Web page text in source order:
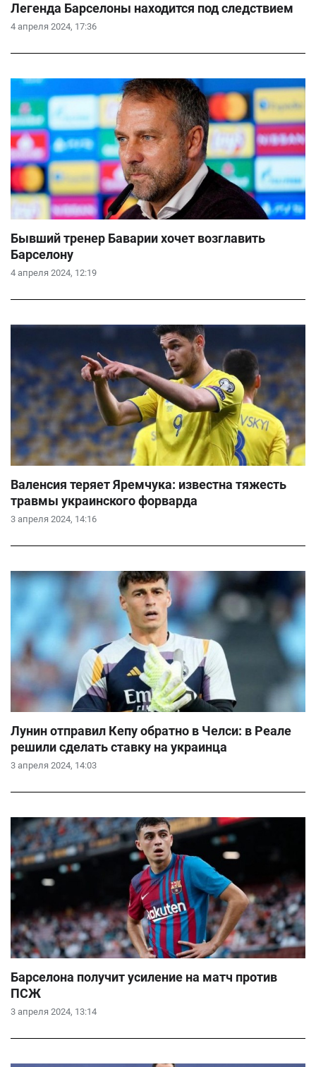
4 апреля 2024, 17:36
Легенда Барселоны находится под следствием
4 апреля 2024, 12:19
Бывший тренер Баварии хочет возглавить
Барселону
3 апреля 2024, 14:16
Валенсия теряет Яремчука: известна тяжесть
травмы украинского форварда
3 апреля 2024, 14:03
Лунин отправил Кепу обратно в Челси: в Реале
решили сделать ставку на украинца
3 апреля 2024, 13:14
Барселона получит усиление на матч против
ПСЖ